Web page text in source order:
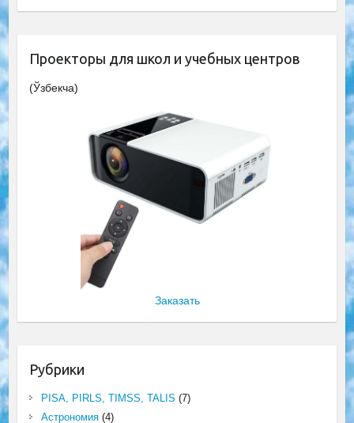
Проекторы для школ и учебных центров
(Ўзбекча)
Заказать
Рубрики
PISA, PIRLS, TIMSS, TALIS (7)
Астрономия(4)